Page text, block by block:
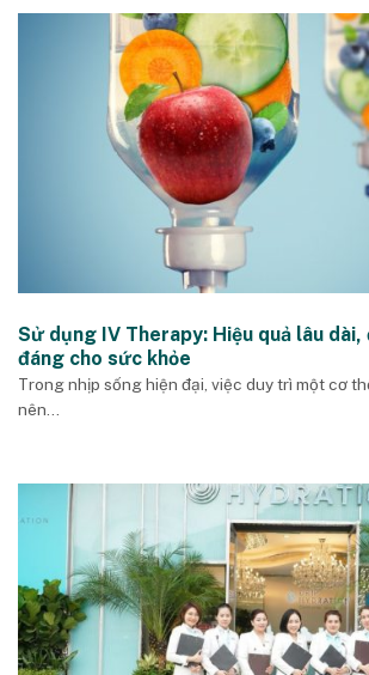
Sử dụng IV Therapy: Hiệu quả lâu
đáng cho sức khỏe
Trong nhịp sống hiện đại, việc duy trì một cơ
nên...